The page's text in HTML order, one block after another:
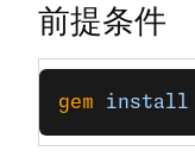
前提条件
gem install